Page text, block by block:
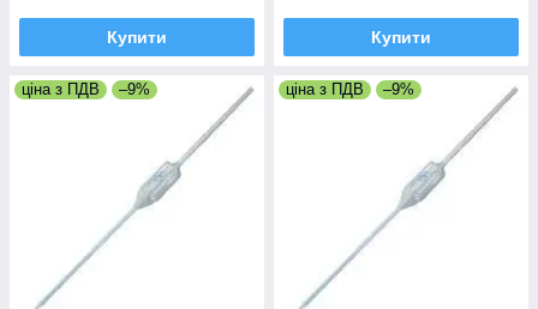
Купити Купити
ціна з ПДВ –9% ціна з ПДВ –9%